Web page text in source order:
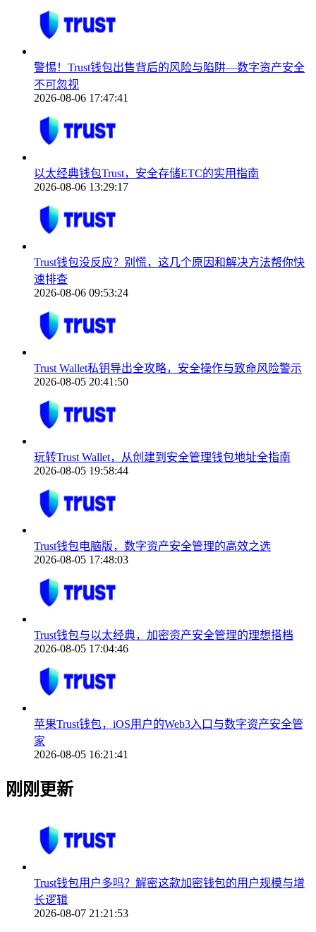
警惕！Trust钱包出售背后的风险与陷阱—数字资产安全
不可忽视
2026-08-06 17:47:41
以太经典钱包Trust，安全存储ETC的实用指南
2026-08-06 13:29:17
Trust钱包没反应？别慌，这几个原因和解决方法帮你快
速排查
2026-08-06 09:53:24
Trust Wallet私钥导出全攻略，安全操作与致命风险警示
2026-08-05 20:41:50
玩转Trust Wallet，从创建到安全管理钱包地址全指南
2026-08-05 19:58:44
Trust钱包电脑版，数字资产安全管理的高效之选
2026-08-05 17:48:03
Trust钱包与以太经典，加密资产安全管理的理想搭档
2026-08-05 17:04:46
苹果Trust钱包，iOS用户的Web3入口与数字资产安全管
家
2026-08-05 16:21:41
刚刚更新
Trust钱包用户多吗？解密这款加密钱包的用户规模与增
长逻辑
2026-08-07 21:21:53